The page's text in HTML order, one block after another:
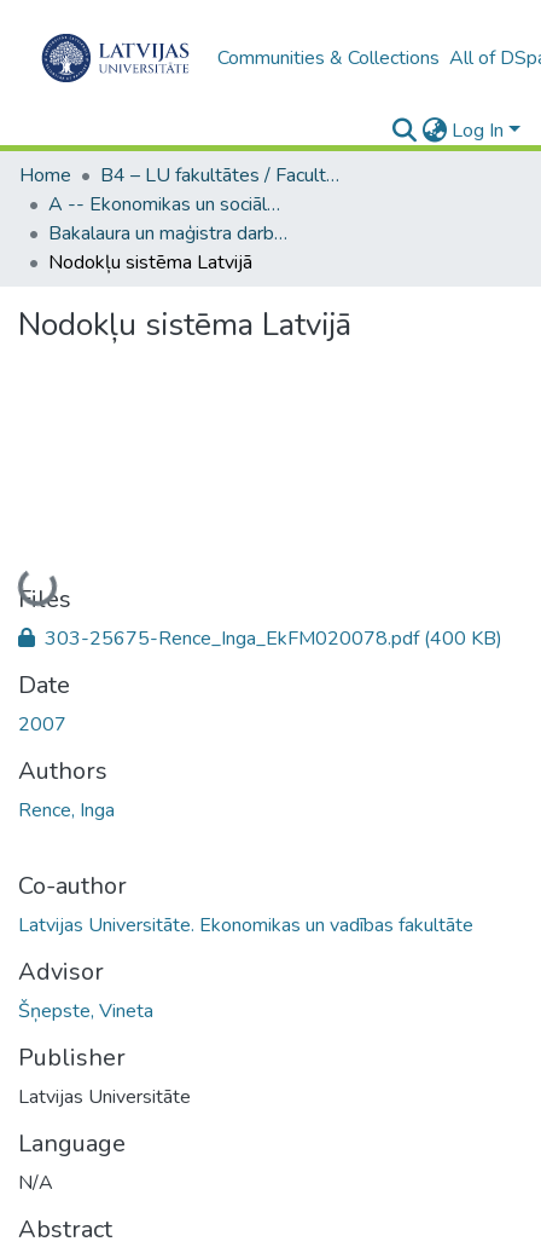
Communities & Collections All of
Log In
Home
B4 – LU fakultātes / Faculties of the UL
A -- Ekonomikas un sociālo zinātņu fakultāte / Faculty of Economics and Social Sciences
Bakalaura un maģistra darbi (ESZF) / Bachelor's and Master's theses
Nodokļu sistēma Latvijā
Nodokļu sistēma Latvijā
Loading...
Files
303-25675-Rence_Inga_EkFM020078.pdf(400 KB)
Date
2007
Authors
Rence, Inga
Co-author
Latvijas Universitāte. Ekonomikas un vadības fakultāte
Advisor
Šņepste, Vineta
Publisher
Latvijas Universitāte
Language
N/A
Abstract